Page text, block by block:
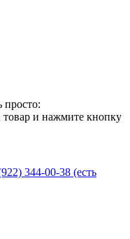
просто:
и нажмите кнопку
344-00-38 (есть